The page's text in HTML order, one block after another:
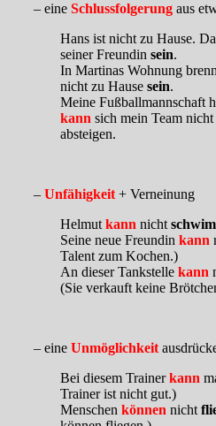
– eine Schlussfolgerung aus
Hans ist nicht zu Hause.
seiner Freundin sein.
In Martinas Wohnung
nicht zu Hause sein.
Meine Fußballmannschaft
kann sich mein Team
absteigen.
– Unfähigkeit + Verneinung
Helmut kann nicht
Seine neue Freundin kann
Talent zum Kochen.)
An dieser Tankstelle kann
(Sie verkauft keine
– eine Unmöglichkeit
Bei diesem Trainerkann
Trainer ist nicht gut.)
Menschen können nicht